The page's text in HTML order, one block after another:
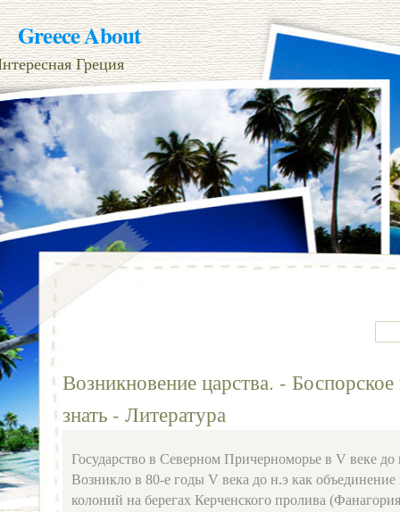
Greece About
Греция
Возникновение царства. -
знать - Литература
Государство в Северном Причерноморье в V веке
Возникло в 80-е годы V века до н.э как объединение
колоний на берегах Керченского пролива